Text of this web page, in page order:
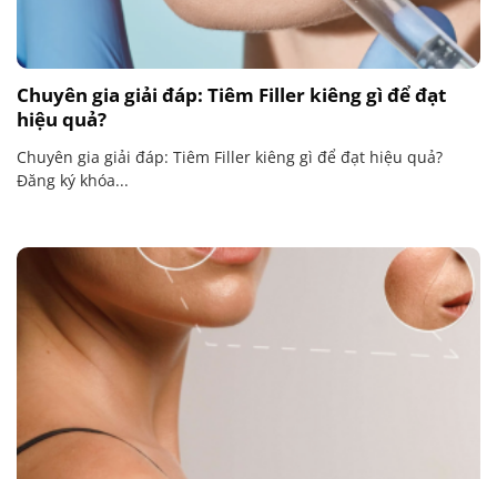
Chuyên gia giải đáp: Tiêm Filler kiêng gì để đạt
hiệu quả?
Chuyên gia giải đáp: Tiêm Filler kiêng gì để đạt hiệu quả?
Đăng ký khóa...